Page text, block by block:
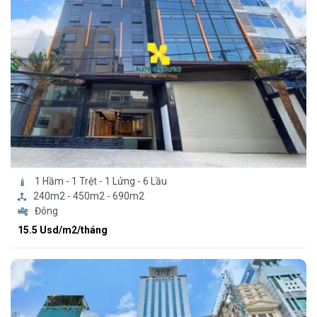
1 Hầm - 1 Trệt - 1 Lửng - 6 Lầu
240m2 - 450m2 - 690m2
Đông
15.5 Usd/m2/tháng